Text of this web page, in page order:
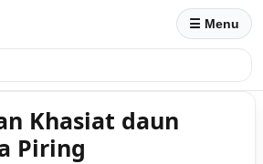
☰ Menu
Khasiat daun
Piring